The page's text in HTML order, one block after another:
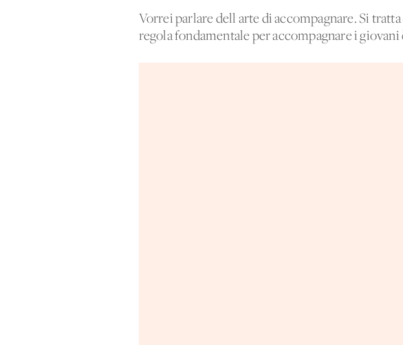
Vorrei parlare dell'arte di accompagnare. Si
regola fondamentale per accompagnare i